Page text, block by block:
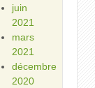
juin
2021
mars
2021
décembre
2020